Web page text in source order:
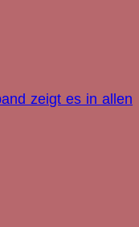
zeigt es in allen